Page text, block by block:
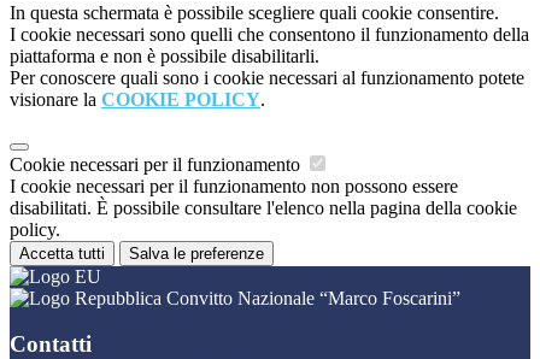
In questa schermata è possibile scegliere quali cookie consentire.
I cookie necessari sono quelli che consentono il funzionamento della
piattaforma e non è possibile disabilitarli.
Per conoscere quali sono i cookie necessari al funzionamento potete
visionare la COOKIE POLICY.
Cookie necessari per il funzionamento
I cookie necessari per il funzionamento non possono essere
disabilitati. È possibile consultare l'elenco nella pagina della cookie
policy.
Accetta tutti Salva le preferenze
Convitto Nazionale “Marco Foscarini”
Contatti